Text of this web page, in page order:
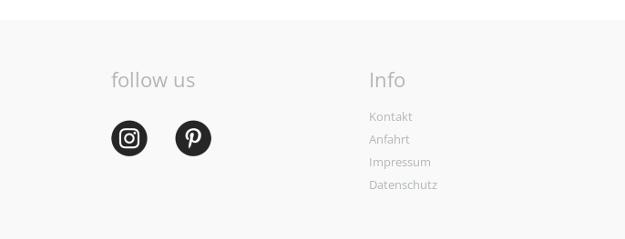
follow us Info
Kontakt
Anfahrt
Impressum
Datenschutz